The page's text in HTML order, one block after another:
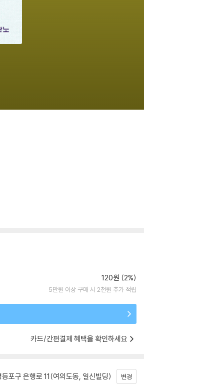
120원 (2%)
5만원 이상 구매 시 2천원 추가 적립
카드/간편결제 혜택을 확인하세요
포구 은행로 11(여의도동, 일신빌딩) 변경